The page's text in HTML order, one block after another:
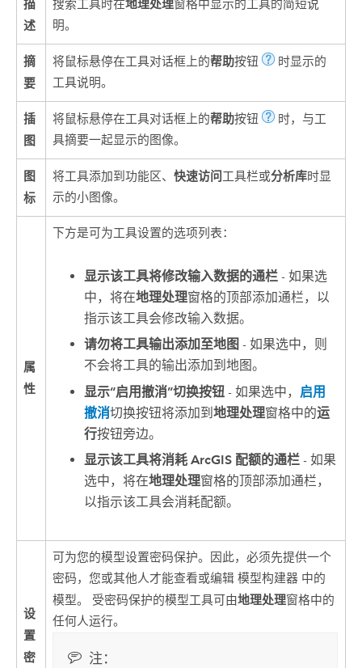
描
述
搜索工具时在地理处理窗格中显示的工具的简短说
明。
摘
要
将鼠标悬停在工具对话框上的帮助按钮
时显示的
工具说明。
插
图
将鼠标悬停在工具对话框上的帮助按钮
时，与工
具摘要一起显示的图像。
图
标
将工具添加到功能区、快速访问工具栏或分析库时显
示的小图像。
属
性
下方是可为工具设置的选项列表：
显示该工具将修改输入数据的通栏 - 如果选
中，将在地理处理窗格的顶部添加通栏，以
指示该工具会修改输入数据。
请勿将工具输出添加至地图 - 如果选中，则
不会将工具的输出添加到地图。
显示“启用撤消”切换按钮 - 如果选中， 启用
撤消切换按钮将添加到地理处理窗格中的运
行按钮旁边。
显示该工具将消耗 ArcGIS 配额的通栏 - 如果
选中，将在地理处理窗格的顶部添加通栏，
以指示该工具会消耗配额。
设
置
密
可为您的模型设置密码保护。因此，必须先提供一个
密码，您或其他人才能查看或编辑模型构建器 中的
模型。 受密码保护的模型工具可由地理处理窗格中的
任何人运行。
注：